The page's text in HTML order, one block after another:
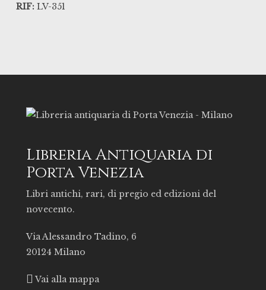
RIF: LV-351
Libreria Antiquaria di
Porta Venezia
Libri antichi, rari, di pregio ed edizioni del
novecento.
Via Alessandro Tadino, 6
20124 Milano
Vai alla mappa